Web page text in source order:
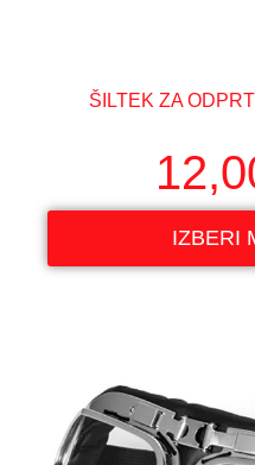
ŠILTEK ZA
IZBERI